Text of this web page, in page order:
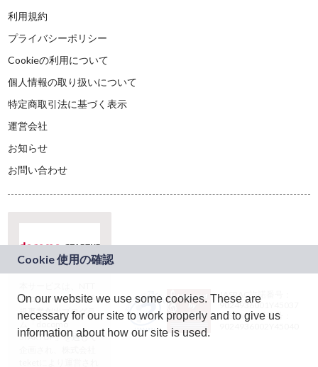
利用規約
プライバシーポリシー
Cookieの利用について
個人情報の取り扱いについて
特定商取引法に基づく表示
運営会社
お知らせ
お問い合わせ
ドコモグループの新
規事業創出プログラ
ム「docomo
STARTUP」を通じて
JASRAC許諾番号：
9024936001Y45037
JASRAC許諾番号：
On our website we use some cookies. These are
necessary for our site to work properly and to give us
information about how our site is used.